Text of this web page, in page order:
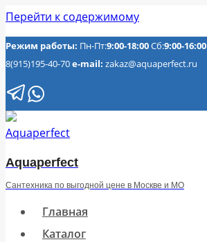
Перейти к содержимому
Режим работы: Пн-Пт:9:00-18:00Сб:9:00-16:00
8(915)195-40-70e-mail: zakaz@aquaperfect.ru
Aquaperfect
Сантехника по выгодной цене в Москве и МО
Главная
Каталог